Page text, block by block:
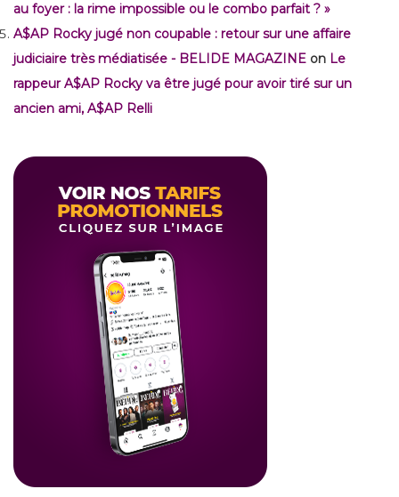
au foyer : la rime impossible ou le combo parfait ? »
A$AP Rocky jugé non coupable : retour sur une affaire
judiciaire très médiatisée - BELIDE MAGAZINE on Le
rappeur A$AP Rocky va être jugé pour avoir tiré sur un
ancien ami, A$AP Relli